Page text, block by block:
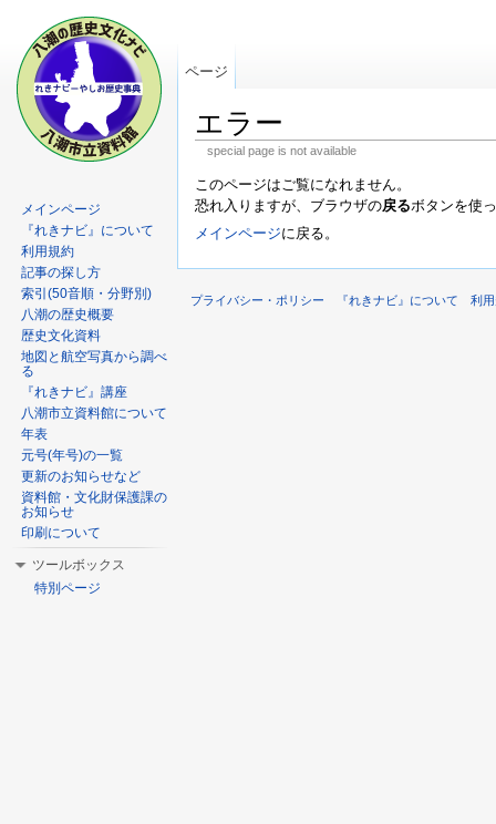
エラー
special page is not available
このページはご覧になれません。
恐れ入りますが、ブラウザの戻るボタンを使
メインページに戻る。
ページ
メインページ
『れきナビ』について
利用規約
記事の探し方
索引(50音順・分野別)
八潮の歴史概要
歴史文化資料
地図と航空写真から調べ
る
『れきナビ』講座
八潮市立資料館について
年表
元号(年号)の一覧
更新のお知らせなど
資料館・文化財保護課の
お知らせ
印刷について
ツールボックス
特別ページ
プライバシー・ポリシー 『れきナビ』について 利